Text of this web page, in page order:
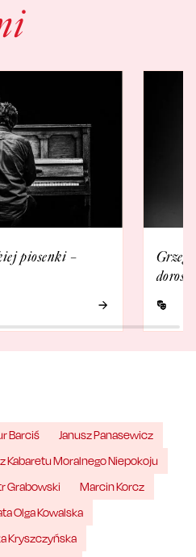
piosenki –
Barciś
Janusz Panasewicz
Kabaretu Moralnego Niepokoju
Grabowski
Marcin Korcz
Olga Kowalska
Kryszczyńska